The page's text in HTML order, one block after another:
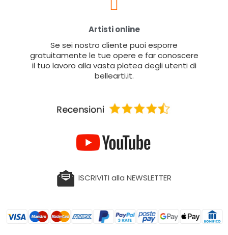
Artisti online
Se sei nostro cliente puoi esporre
gratuitamente le tue opere e far conoscere
il tuo lavoro alla vasta platea degli utenti di
bellearti.it.
ISCRIVITI alla NEWSLETTER